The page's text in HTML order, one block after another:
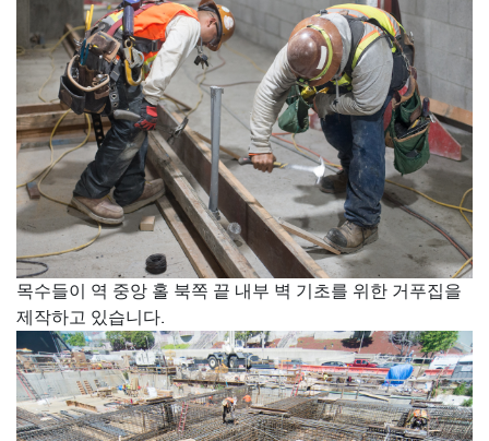
목수들이 역 중앙 홀 북쪽 끝 내부 벽 기초를 위한 거푸집을
제작하고 있습니다.